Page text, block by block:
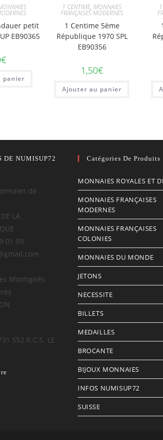
petit
EB90365
€
panier
1 CENTIME,MONNAIES
FRANÇAISES MODERNES
1 Centime 5ème
République 1970 SPL
EB90356
1,50€
Ajouter au panier
DE NUMISUP72
de
LA
01 59
Montignés
552 R.C.S. LE
Catégories De Produits
MONNAIES ROYALES ET
MONNAIES FRANÇAISES
MODERNES
MONNAIES FRANÇAISES
COLONIES
MONNAIES DU MONDE
JETONS
NECESSITE
BILLETS
MEDAILLES
BROCANTE
BIJOUX MONNAIES
INFOS NUMISUP72
SUISSE